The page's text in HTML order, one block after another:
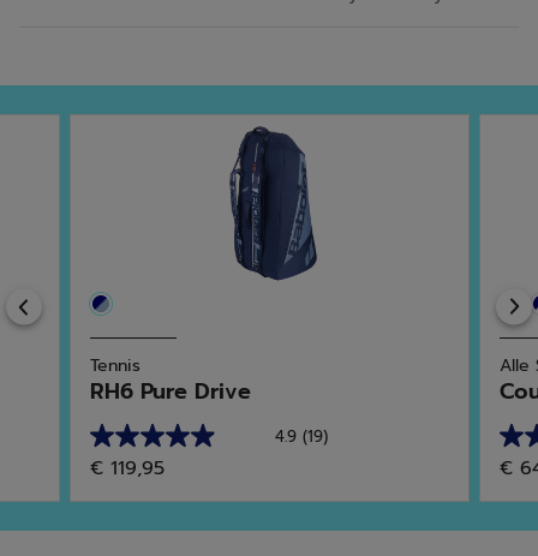
Previous
Tennis
RH6 Pure Drive
4.9 (19)
4.9
von
5
Sternen.
€ 119,95
Alle
4.7
von
5
€